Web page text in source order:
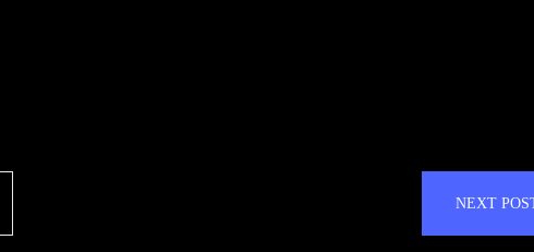
NEXT